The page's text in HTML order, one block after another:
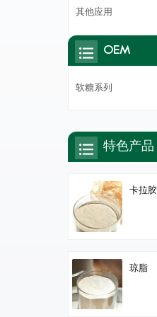
其他应用
OEM
软糖系列
特色产品
卡拉胶
琼脂